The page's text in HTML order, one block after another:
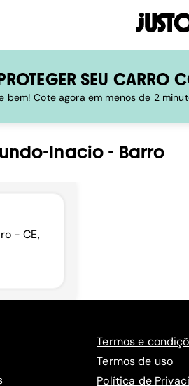
SEU CARRO
bem! Cote agora em menos de 2
Inacio - Barro
- CE,
Termos e
Termos de uso
Política de